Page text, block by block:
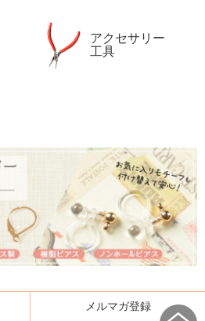
アクセサリー
工具
メルマガ登録